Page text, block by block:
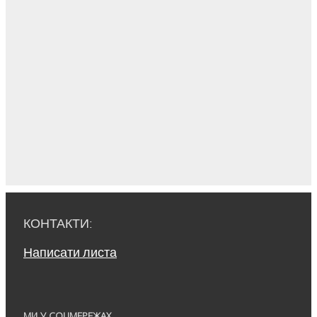
КОНТАКТИ:
Написати листа